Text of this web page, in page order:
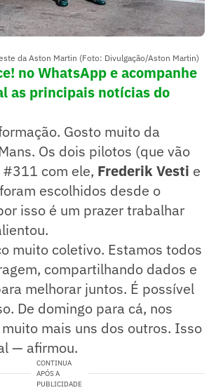
da Aston Martin (Foto: Divulgação/Aston Martin)
no WhatsApp e acompanhe
as principais notícias do
Gosto muito da
Os dois pilotos (que vão
com ele, Frederik Vesti e
escolhidos desde o
isso é um prazer trabalhar
muito coletivo. Estamos todos
compartilhando dados e
melhorar juntos. É possível
De domingo para cá, nos
mais uns dos outros. Isso
— afirmou.
CONTINUA
APÓS A
PUBLICIDADE